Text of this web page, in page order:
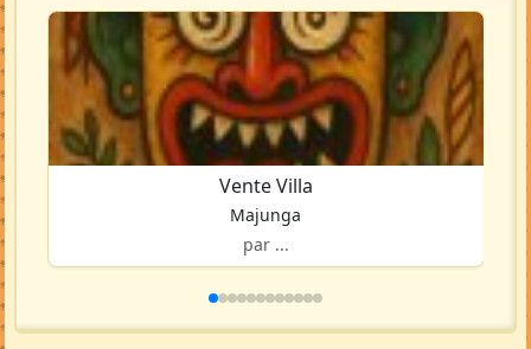
Vente Villa
Majunga
par ...